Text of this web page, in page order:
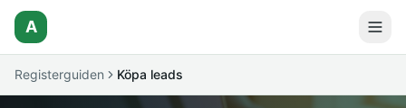
A
Registerguiden Köpa leads